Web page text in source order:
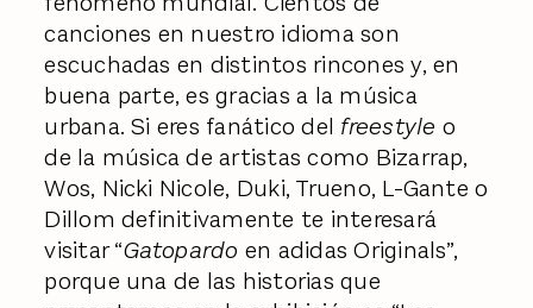
canciones en nuestro idioma son
escuchadas en distintos rincones y, en
buena parte, es gracias a la música
urbana. Si eres fanático del freestyle o
de la música de artistas como Bizarrap,
Wos, Nicki Nicole, Duki, Trueno, L-Gante o
Dillom definitivamente te interesará
visitar “Gatopardo en adidas Originals”,
porque una de las historias que